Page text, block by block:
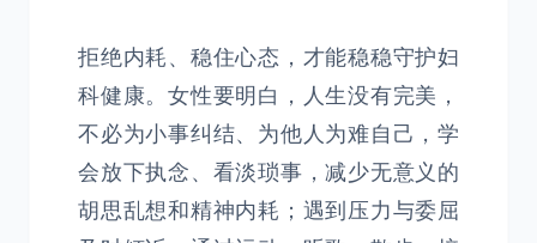
拒绝内耗、稳住心态，才能稳稳守护妇
科健康。女性要明白，人生没有完美，
不必为小事纠结、为他人为难自己，学
会放下执念、看淡琐事，减少无意义的
胡思乱想和精神内耗；遇到压力与委屈